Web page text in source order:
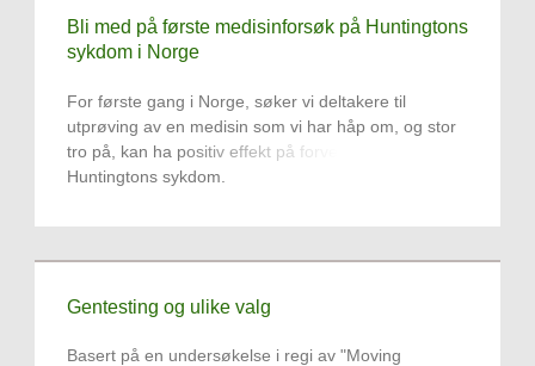
Bli med på første medisinforsøk på Huntingtons
sykdom i Norge
For første gang i Norge, søker vi deltakere til
utprøving av en medisin som vi har håp om, og stor
tro på, kan ha positiv effekt på forverringen av
Huntingtons sykdom.
Gentesting og ulike valg
Basert på en undersøkelse i regi av "Moving